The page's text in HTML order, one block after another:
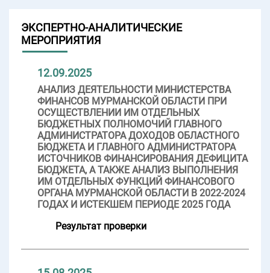
ЭКСПЕРТНО-АНАЛИТИЧЕСКИЕ
МЕРОПРИЯТИЯ
12.09.2025
АНАЛИЗ ДЕЯТЕЛЬНОСТИ МИНИСТЕРСТВА
ФИНАНСОВ МУРМАНСКОЙ ОБЛАСТИ ПРИ
ОСУЩЕСТВЛЕНИИ ИМ ОТДЕЛЬНЫХ
БЮДЖЕТНЫХ ПОЛНОМОЧИЙ ГЛАВНОГО
АДМИНИСТРАТОРА ДОХОДОВ ОБЛАСТНОГО
БЮДЖЕТА И ГЛАВНОГО АДМИНИСТРАТОРА
ИСТОЧНИКОВ ФИНАНСИРОВАНИЯ ДЕФИЦИТА
БЮДЖЕТА, А ТАКЖЕ АНАЛИЗ ВЫПОЛНЕНИЯ
ИМ ОТДЕЛЬНЫХ ФУНКЦИЙ ФИНАНСОВОГО
ОРГАНА МУРМАНСКОЙ ОБЛАСТИ В 2022-2024
ГОДАХ И ИСТЕКШЕМ ПЕРИОДЕ 2025 ГОДА
Результат проверки